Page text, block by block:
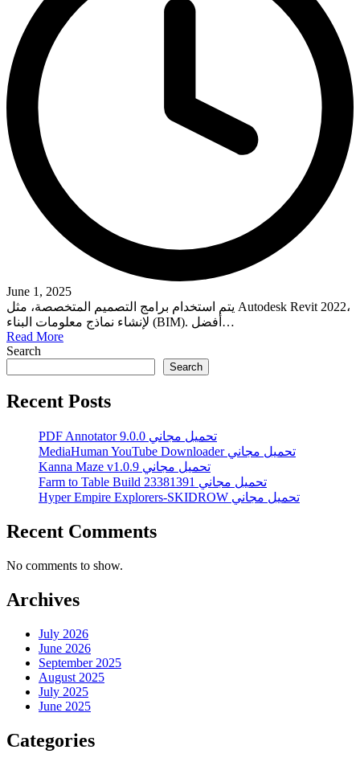
June 1, 2025
يتم استخدام برامج التصميم المتخصصة، مثل Autodesk Revit 2022،
لإنشاء نماذج معلومات البناء (BIM). أفضل…
Read More
Search
Search
Recent Posts
PDF Annotator 9.0.0 تحميل مجاني
MediaHuman YouTube Downloader تحميل مجاني
Kanna Maze v1.0.9 تحميل مجاني
Farm to Table Build 23381391 تحميل مجاني
Hyper Empire Explorers-SKIDROW تحميل مجاني
Recent Comments
No comments to show.
Archives
July 2026
June 2026
September 2025
August 2025
July 2025
June 2025
Categories